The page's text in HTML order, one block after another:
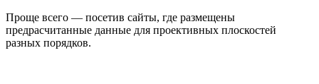
Проще всего — посетив сайты, где размещены
предрасчитанные данные для проективных плоскостей
разных порядков.